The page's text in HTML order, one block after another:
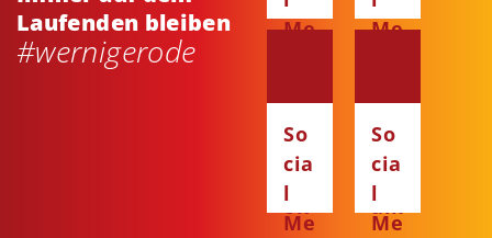
Laufenden bleiben
#wernigerode
Me
ce
bo
ok
Me
ta
gr
am
So
cia
l
Me
So
cia
l
Me